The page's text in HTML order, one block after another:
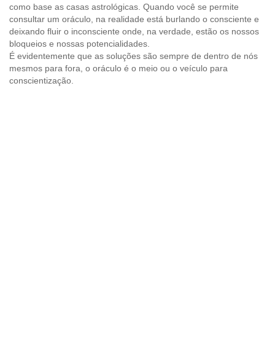
como base as casas astrológicas. Quando você se permite
consultar um oráculo, na realidade está burlando o consciente e
deixando fluir o inconsciente onde, na verdade, estão os nossos
bloqueios e nossas potencialidades.
É evidentemente que as soluções são sempre de dentro de nós
mesmos para fora, o oráculo é o meio ou o veículo para
conscientização.